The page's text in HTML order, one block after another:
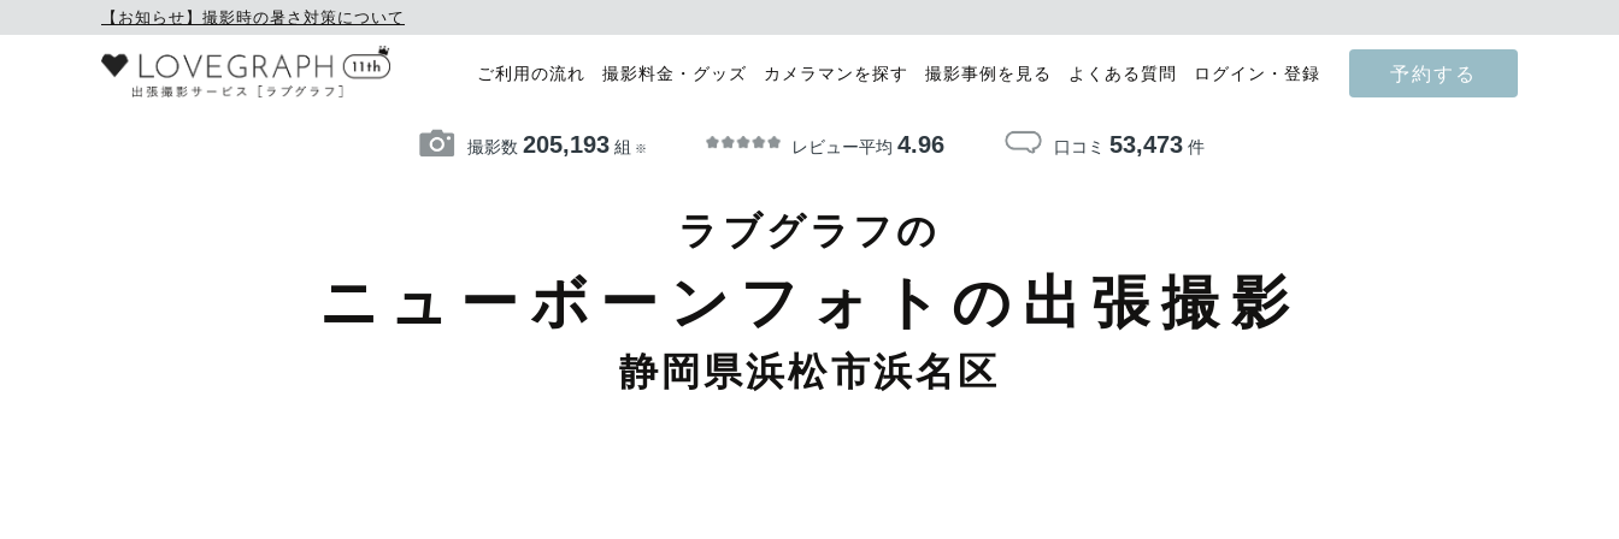
【お知らせ】撮影時の暑さ対策について
ご利用の流れ 撮影料金・グッズ カメラマンを探す 撮影事例を見る よくある質問 ログイン・登録 予約する
撮影数 205,193組 ※ レビュー平均 4.96 口コミ 53,473件
ラブグラフの
ニューボーンフォトの出張撮影
静岡県浜松市浜名区